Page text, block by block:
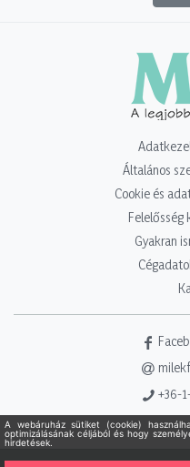
Általános
Cookie és
Felelősség
Gyakran
+36-